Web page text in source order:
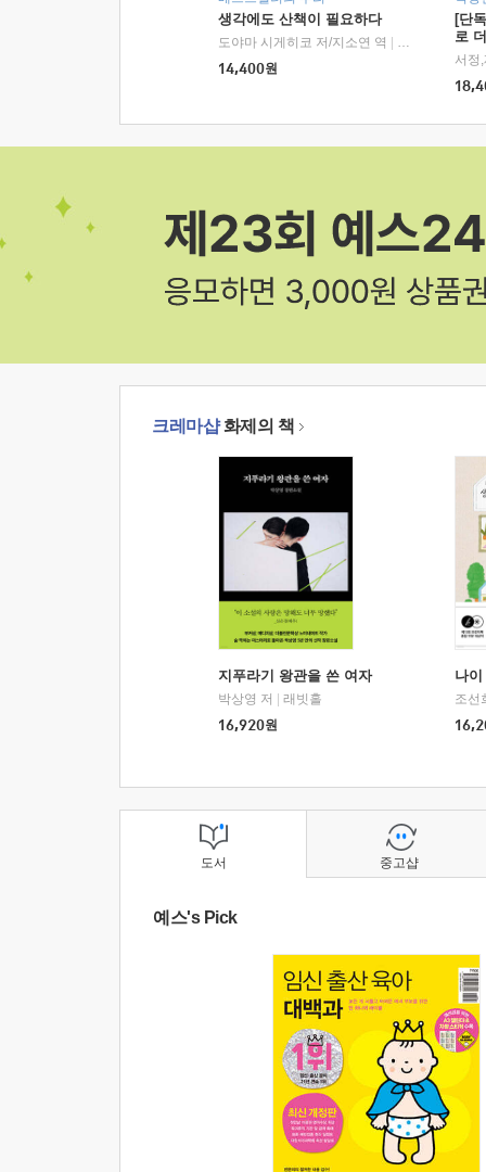
생각에도 산책이 필요하다
도야마 시게히코 저/지소연 역
알에이치코리
14,400원
[단
로
크레마샵화제의 책
지푸라기 왕관을 쓴 여자
박상영 저
래빗홀
16,920원
나
조선
도서
예스's Pick
중고샵